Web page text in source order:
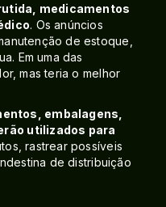
medicamentos
. Os anúncios
de estoque,
Em uma das
mas teria o melhor
embalagens,
utilizados para
rastrear possíveis
de distribuição